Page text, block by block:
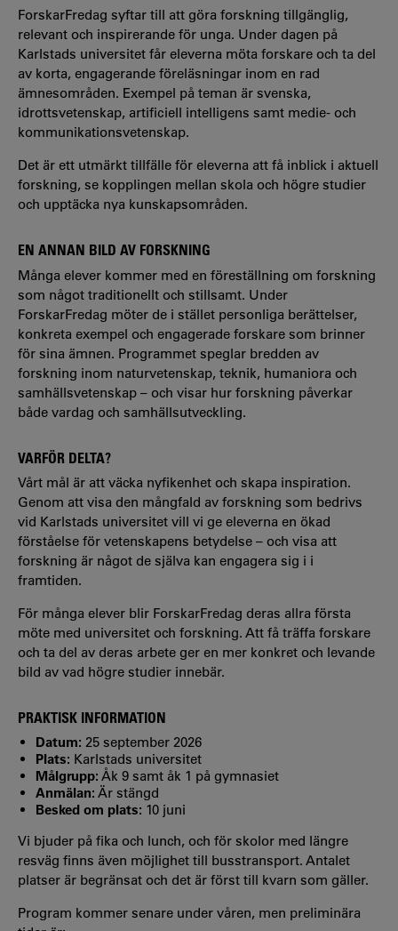
ForskarFredag syftar till att göra forskning tillgänglig,
relevant och inspirerande för unga. Under dagen på
Karlstads universitet får eleverna möta forskare och ta del
av korta, engagerande föreläsningar inom en rad
ämnesområden. Exempel på teman är svenska,
idrottsvetenskap, artificiell intelligens samt medie- och
kommunikationsvetenskap.
Det är ett utmärkt tillfälle för eleverna att få inblick i aktuell
forskning, se kopplingen mellan skola och högre studier
och upptäcka nya kunskapsområden.
EN ANNAN BILD AV FORSKNING
Många elever kommer med en föreställning om forskning
som något traditionellt och stillsamt. Under
ForskarFredag möter de i stället personliga berättelser,
konkreta exempel och engagerade forskare som brinner
för sina ämnen. Programmet speglar bredden av
forskning inom naturvetenskap, teknik, humaniora och
samhällsvetenskap – och visar hur forskning påverkar
både vardag och samhällsutveckling.
VARFÖR DELTA?
Vårt mål är att väcka nyfikenhet och skapa inspiration.
Genom att visa den mångfald av forskning som bedrivs
vid Karlstads universitet vill vi ge eleverna en ökad
förståelse för vetenskapens betydelse – och visa att
forskning är något de själva kan engagera sig i i
framtiden.
För många elever blir ForskarFredag deras allra första
möte med universitet och forskning. Att få träffa forskare
och ta del av deras arbete ger en mer konkret och levande
bild av vad högre studier innebär.
PRAKTISK INFORMATION
Datum: 25 september 2026
Plats: Karlstads universitet
Målgrupp: Åk 9 samt åk 1 på gymnasiet
Anmälan: Är stängd
Besked om plats: 10 juni
Vi bjuder på fika och lunch, och för skolor med längre
resväg finns även möjlighet till busstransport. Antalet
platser är begränsat och det är först till kvarn som gäller.
Program kommer senare under våren, men preliminära